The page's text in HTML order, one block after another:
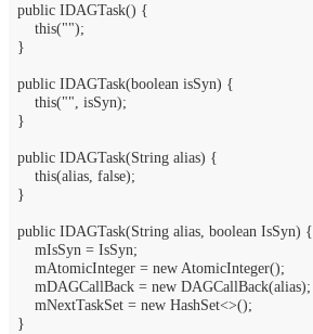
public IDAGTask() {
this("");
}
public IDAGTask(boolean isSyn) {
this("", isSyn);
}
public IDAGTask(String alias) {
this(alias, false);
}
public IDAGTask(String alias, boolean IsSyn) {
mIsSyn = IsSyn;
mAtomicInteger = new AtomicInteger();
mDAGCallBack = new DAGCallBack(alias);
mNextTaskSet = new HashSet<>();
}